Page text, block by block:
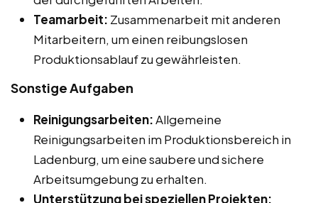
Teamarbeit: Zusammenarbeit mit anderen
Mitarbeitern, um einen reibungslosen
Produktionsablauf zu gewährleisten.
Sonstige Aufgaben
Reinigungsarbeiten:Allgemeine
Reinigungsarbeiten im Produktionsbereich in
Ladenburg, um eine saubere und sichere
Arbeitsumgebung zu erhalten.
Unterstützung bei speziellen Projekten: